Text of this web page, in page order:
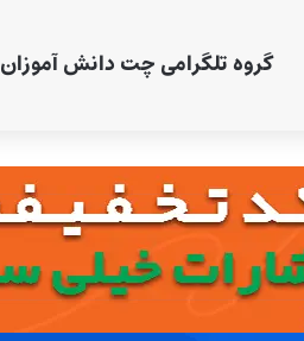
گروه تلگرامی چت دانش آموزان